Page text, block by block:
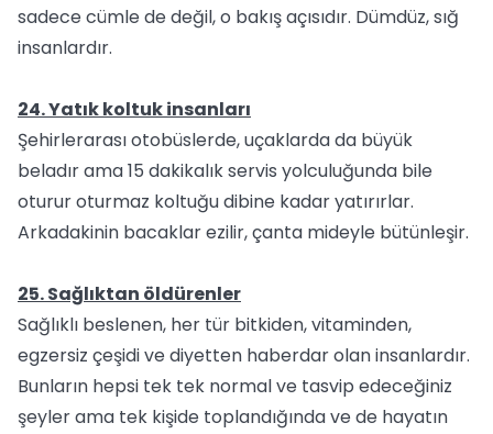
sadece cümle de değil, o bakış açısıdır. Dümdüz, sığ
insanlardır.
24. Yatık koltuk insanları
Şehirlerarası otobüslerde, uçaklarda da büyük
beladır ama 15 dakikalık servis yolculuğunda bile
oturur oturmaz koltuğu dibine kadar yatırırlar.
Arkadakinin bacaklar ezilir, çanta mideyle bütünleşir.
25. Sağlıktan öldürenler
Sağlıklı beslenen, her tür bitkiden, vitaminden,
egzersiz çeşidi ve diyetten haberdar olan insanlardır.
Bunların hepsi tek tek normal ve tasvip edeceğiniz
şeyler ama tek kişide toplandığında ve de hayatın